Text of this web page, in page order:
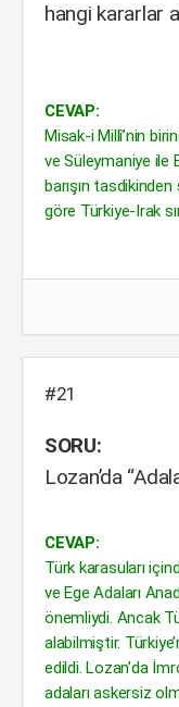
hangi kararlar
CEVAP:
Misak-i Millî’nin
ve Süleymaniye ile
barışın
göre Türkiye-Irak
#21
SORU:
Lozan’da
CEVAP:
Türk karasuları
ve Ege Adaları
önemliydi. Ancak
alabilmiştir.
edildi. Lozan’da
adaları askersiz